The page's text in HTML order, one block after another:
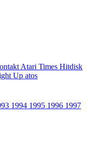
Atari Times Hitdisk
Up atos
1994 1995 1996 1997